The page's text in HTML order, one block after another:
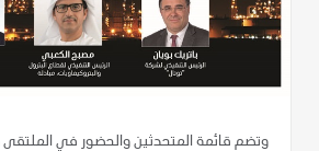
وتضم قائمة المتحدثين والحضور في الملتقى